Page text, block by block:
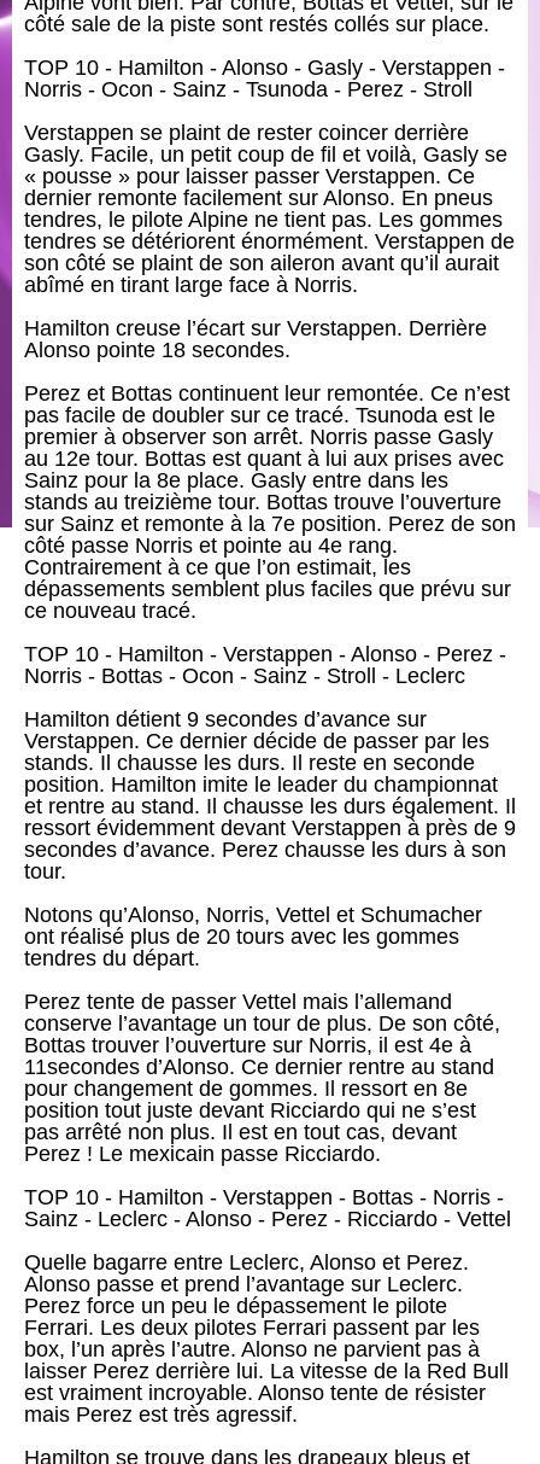
côté sale de la piste sont restés collés sur place.
TOP 10 - Hamilton - Alonso - Gasly - Verstappen -
Norris - Ocon - Sainz - Tsunoda - Perez - Stroll
Verstappen se plaint de rester coincer derrière
Gasly. Facile, un petit coup de fil et voilà, Gasly se
« pousse » pour laisser passer Verstappen. Ce
dernier remonte facilement sur Alonso. En pneus
tendres, le pilote Alpine ne tient pas. Les gommes
tendres se détériorent énormément. Verstappen de
son côté se plaint de son aileron avant qu’il aurait
abîmé en tirant large face à Norris.
Hamilton creuse l’écart sur Verstappen. Derrière
Alonso pointe 18 secondes.
Perez et Bottas continuent leur remontée. Ce n’est
pas facile de doubler sur ce tracé. Tsunoda est le
premier à observer son arrêt. Norris passe Gasly
au 12e tour. Bottas est quant à lui aux prises avec
Sainz pour la 8e place. Gasly entre dans les
stands au treizième tour. Bottas trouve l’ouverture
sur Sainz et remonte à la 7e position. Perez de son
côté passe Norris et pointe au 4e rang.
Contrairement à ce que l’on estimait, les
dépassements semblent plus faciles que prévu sur
ce nouveau tracé.
TOP 10 - Hamilton - Verstappen - Alonso - Perez -
Norris - Bottas - Ocon - Sainz - Stroll - Leclerc
Hamilton détient 9 secondes d’avance sur
Verstappen. Ce dernier décide de passer par les
stands. Il chausse les durs. Il reste en seconde
position. Hamilton imite le leader du championnat
et rentre au stand. Il chausse les durs également. Il
ressort évidemment devant Verstappen à près de 9
secondes d’avance. Perez chausse les durs à son
tour.
Notons qu’Alonso, Norris, Vettel et Schumacher
ont réalisé plus de 20 tours avec les gommes
tendres du départ.
Perez tente de passer Vettel mais l’allemand
conserve l’avantage un tour de plus. De son côté,
Bottas trouver l’ouverture sur Norris, il est 4e à
11secondes d’Alonso. Ce dernier rentre au stand
pour changement de gommes. Il ressort en 8e
position tout juste devant Ricciardo qui ne s’est
pas arrêté non plus. Il est en tout cas, devant
Perez ! Le mexicain passe Ricciardo.
TOP 10 - Hamilton - Verstappen - Bottas - Norris -
Sainz - Leclerc - Alonso - Perez - Ricciardo - Vettel
Quelle bagarre entre Leclerc, Alonso et Perez.
Alonso passe et prend l’avantage sur Leclerc.
Perez force un peu le dépassement le pilote
Ferrari. Les deux pilotes Ferrari passent par les
box, l’un après l’autre. Alonso ne parvient pas à
laisser Perez derrière lui. La vitesse de la Red Bull
est vraiment incroyable. Alonso tente de résister
mais Perez est très agressif.
Hamilton se trouve dans les drapeaux bleus et